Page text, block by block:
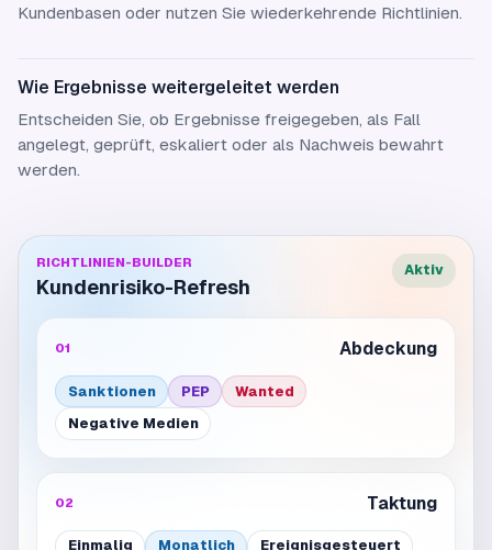
Kundenbasen oder nutzen Sie wiederkehrende Richtlinien.
Wie Ergebnisse weitergeleitet werden
Entscheiden Sie, ob Ergebnisse freigegeben, als Fall
angelegt, geprüft, eskaliert oder als Nachweis bewahrt
werden.
RICHTLINIEN-BUILDER
Kundenrisiko-Refresh
Aktiv
01 Abdeckung
Sanktionen PEP Wanted
Negative Medien
02 Taktung
Einmalig Monatlich Ereignisgesteuert